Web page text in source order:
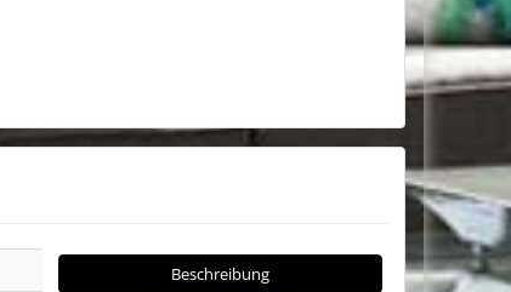
Beschreibung